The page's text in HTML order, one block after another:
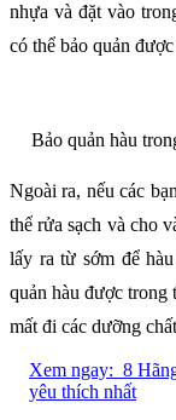
nhựa và đặt vào
có thể bảo quản
Bảo quản hàu
Ngoài ra, nếu các
thể rửa sạch và cho
lấy ra từ sớm để
quản hàu được trong
mất đi các dưỡng
Xem ngay: 8
yêu thích nhất